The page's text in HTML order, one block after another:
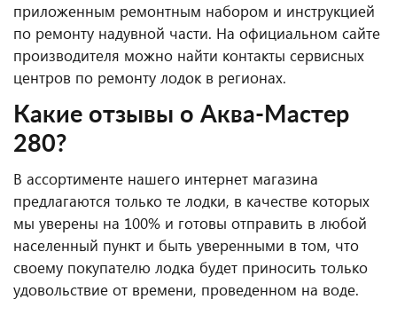
приложенным ремонтным набором и инструкцией
по ремонту надувной части. На официальном сайте
производителя можно найти контакты сервисных
центров по ремонту лодок в регионах.
Какие отзывы о Аква-Мастер
280?
В ассортименте нашего интернет магазина
предлагаются только те лодки, в качестве которых
мы уверены на 100% и готовы отправить в любой
населенный пункт и быть уверенными в том, что
своему покупателю лодка будет приносить только
удовольствие от времени, проведенном на воде.